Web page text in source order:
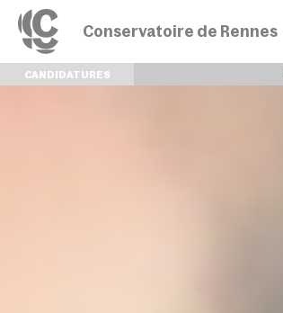
Conservatoire de Rennes
CANDIDATURES